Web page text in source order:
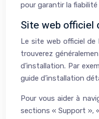
pour garantir la
Site web officiel
Le site web officiel de
trouverez
d’installation. Par
guide d’installation
Pour vous aider à
sections « Support »,